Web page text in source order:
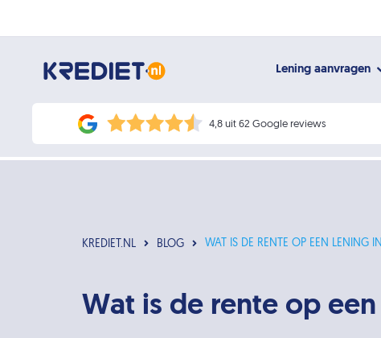
Lening aanvragen
4,8 uit 62 Google reviews
KREDIET.NL BLOG WAT IS DE RENTE OP EEN LENING
Wat is de rente op